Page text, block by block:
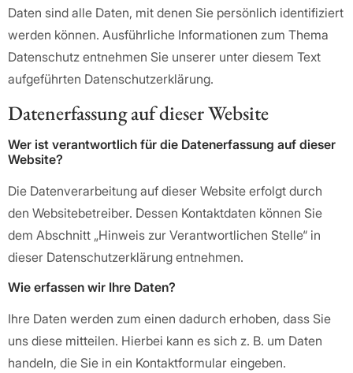
Daten sind alle Daten, mit denen Sie persönlich identifiziert
werden können. Ausführliche Informationen zum Thema
Datenschutz entnehmen Sie unserer unter diesem Text
aufgeführten Datenschutzerklärung.
Datenerfassung auf dieser Website
Wer ist verantwortlich für die Datenerfassung auf dieser
Website?
Die Datenverarbeitung auf dieser Website erfolgt durch
den Websitebetreiber. Dessen Kontaktdaten können Sie
dem Abschnitt „Hinweis zur Verantwortlichen Stelle“ in
dieser Datenschutzerklärung entnehmen.
Wie erfassen wir Ihre Daten?
Ihre Daten werden zum einen dadurch erhoben, dass Sie
uns diese mitteilen. Hierbei kann es sich z. B. um Daten
handeln, die Sie in ein Kontaktformular eingeben.